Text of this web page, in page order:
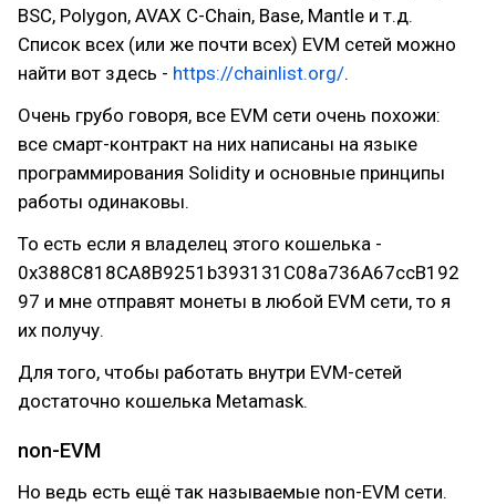
BSC, Polygon, AVAX C-Chain, Base, Mantle и т.д.
Список всех (или же почти всех) EVM сетей можно
найти вот здесь - https://chainlist.org/.
Очень грубо говоря, все EVM сети очень похожи:
все смарт-контракт на них написаны на языке
программирования Solidity и основные принципы
работы одинаковы.
То есть если я владелец этого кошелька -
0x388C818CA8B9251b393131C08a736A67ccB192
97 и мне отправят монеты в любой EVM сети, то я
их получу.
Для того, чтобы работать внутри EVM-сетей
достаточно кошелька Metamask.
non-EVM
Но ведь есть ещё так называемые non-EVM сети.